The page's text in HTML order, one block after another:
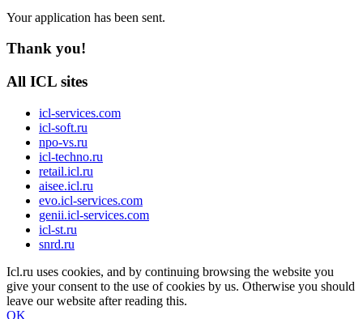
Your application has been sent.
Thank you!
All ICL sites
icl-services.com
icl-soft.ru
npo-vs.ru
icl-techno.ru
retail.icl.ru
aisee.icl.ru
evo.icl-services.com
genii.icl-services.com
icl-st.ru
snrd.ru
Icl.ru uses cookies, and by continuing browsing the website you
give your consent to the use of cookies by us. Otherwise you should
leave our website after reading this.
OK